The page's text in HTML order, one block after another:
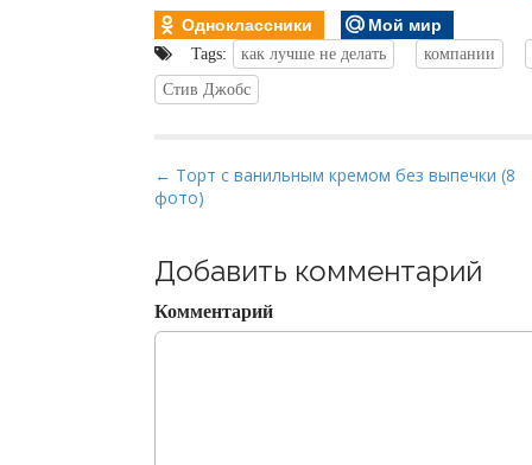
Одноклассники
Мой мир
Tags: как лучше не делать
компании
Стив Джобс
P
o
t
n
a
← Торт с ванильным кремом без выпечки (8
фото)
Добавить комментарий
Комментарий